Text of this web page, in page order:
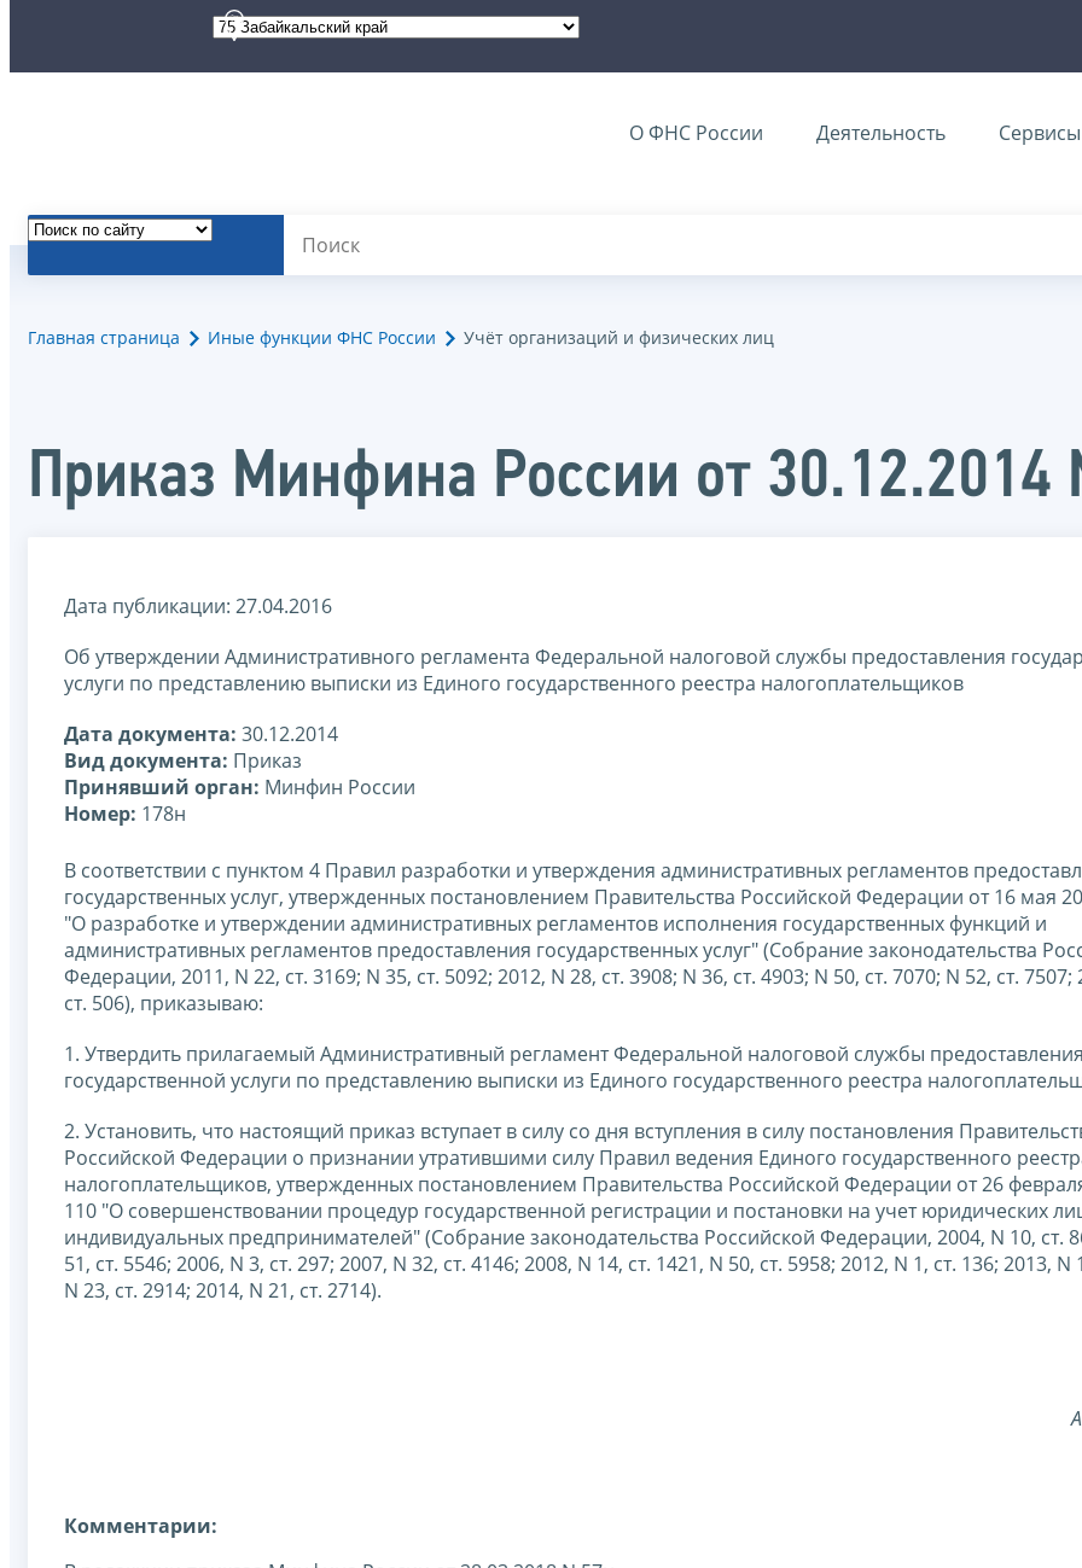
О ФНС России Деятельность Сервисы
Главная страница Иные функции ФНС России Учёт организаций и физических лиц
Приказ Минфина России от
Дата публикации: 27.04.2016
Об утверждении Административного регламента Федеральной налоговой службы предоставления
услуги по представлению выписки из Единого государственного реестра налогоплательщиков
Дата документа: 30.12.2014
Вид документа: Приказ
Принявший орган: Минфин России
Номер: 178н
В соответствии с пунктом 4 Правил разработки и утверждения административных регламентов
государственных услуг, утвержденных постановлением Правительства Российской Федерации от 16 мая
"О разработке и утверждении административных регламентов исполнения государственных функций и
административных регламентов предоставления государственных услуг" (Собрание законодательства
Федерации, 2011, N 22, ст. 3169; N 35, ст. 5092; 2012, N 28, ст. 3908; N 36, ст. 4903; N 50, ст. 7070; N 52, ст. 7507;
ст. 506), приказываю:
1. Утвердить прилагаемый Административный регламент Федеральной налоговой службы предоставления
государственной услуги по представлению выписки из Единого государственного реестра
2. Установить, что настоящий приказ вступает в силу со дня вступления в силу постановления
Российской Федерации о признании утратившими силу Правил ведения Единого государственного
налогоплательщиков, утвержденных постановлением Правительства Российской Федерации от 26
110 "О совершенствовании процедур государственной регистрации и постановки на учет юридических
индивидуальных предпринимателей" (Собрание законодательства Российской Федерации, 2004, N 10, ст.
51, ст. 5546; 2006, N 3, ст. 297; 2007, N 32, ст. 4146; 2008, N 14, ст. 1421, N 50, ст. 5958; 2012, N 1, ст. 136; 2013, N
N 23, ст. 2914; 2014, N 21, ст. 2714).
Комментарии: